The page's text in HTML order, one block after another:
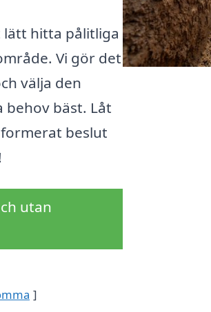
hitta pålitliga
Vi gör det
välja den
behov bäst. Låt
beslut
utan